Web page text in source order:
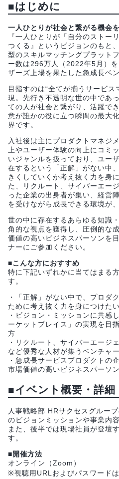
■はじめに
一人ひとりが社会と繋がる機会
『一人ひとりが「自分のストー
つくる』というビジョンのもと
型のスキルマッチングプラット
ー数は296万人（2022年5月）
ザーズ上場を果たした急成長ベ
目指すのは“全てが揃うサービス
現。先行き不透明な世の中であ
ての人が社会と繋がり、活躍で
意が誰かの役に立つ瞬間の最大
界です。
入社後は主にプロダクトマネジ
上やユーザー体験の向上にコミ
いジャンルを扱っており、ユー
在するという「正解」がない中
きくしていくか考え抜く力を身
た、リクルート、サイバーエー
った企業の出身者が集い、経営
を受けながら成長できる環境が
世の中に存在するあらゆる知識
角的な視点を獲得し、圧倒的な
価値の高いビジネスパーソンを
ナーにご参加ください。
■こんな方におすすめ
特に下記いずれかに当てはまる
す。
・「正解」がない中で、プロダ
ために考え抜く力を身につけた
・ビジョン・ミッションに共感
ーケットプレイス」の実現を目
方
・リクルート、サイバーエージ
など優秀な人材が集うベンチャ
・急成長サービスプロダクトの
市場価値の高いビジネスパーソ
■イベント概要・詳細
人事戦略部 HRサクセスグルー
のビジョンミッションや事業内
また、後半では現場社員が登壇
す。
■開催方法
オンライン（Zoom）
※視聴用URLおよびパスワード